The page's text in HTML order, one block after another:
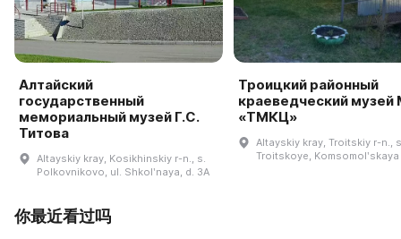
Алтайский
государственный
мемориальный музей Г.С.
Титова
Altayskiy kray, Kosikhinskiy r-n., s.
Polkovnikovo, ul. Shkolʹnaya, d. 3A
Троицкий районный
краеведческий
«ТМКЦ»
Altayskiy kray, Troitskiy r-n.,
Troitskoye, Komsomolʹskaya
你最近看过吗